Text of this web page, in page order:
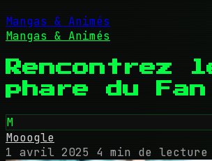
Mangas & Animés
Mangas & Animés
Rencontrez
phare du
M
Mooogle
1 avril 2025
4 min de lecture